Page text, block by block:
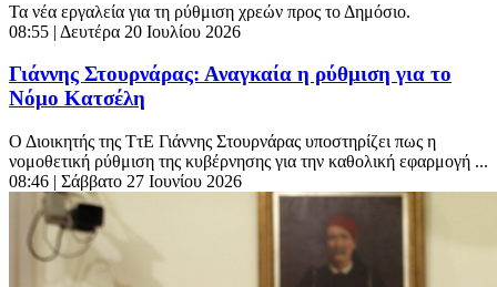
Τα νέα εργαλεία για τη ρύθμιση χρεών προς το Δημόσιο.
08:55 | Δευτέρα 20 Ιουλίου 2026
Γιάννης Στουρνάρας: Αναγκαία η ρύθμιση για το
Νόμο Κατσέλη
Ο Διοικητής της ΤτΕ Γιάννης Στουρνάρας υποστηρίζει πως η
νομοθετική ρύθμιση της κυβέρνησης για την καθολική εφαρμογή ...
08:46 | Σάββατο 27 Ιουνίου 2026